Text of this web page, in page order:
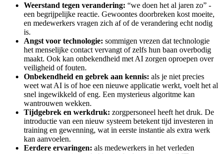
Weerstand tegen verandering: “we doen het al jaren zo” -
een begrijpelijke reactie. Gewoontes doorbreken kost moeite,
en medewerkers vragen zich af of de verandering echt nodig
is.
Angst voor technologie: sommigen vrezen dat technologie
het menselijke contact vervangt of zelfs hun baan overbodig
maakt. Ook kan onbekendheid met AI zorgen oproepen over
veiligheid of fouten.
Onbekendheid en gebrek aan kennis: als je niet precies
weet wat AI is of hoe een nieuwe applicatie werkt, voelt het al
snel ingewikkeld of eng. Een mysterieus algoritme kan
wantrouwen wekken.
Tijdgebrek en werkdruk: zorgpersoneel heeft het druk. De
introductie van een nieuw systeem betekent tijd investeren in
training en gewenning, wat in eerste instantie als extra werk
kan aanvoelen.
Eerdere ervaringen: als medewerkers in het verleden